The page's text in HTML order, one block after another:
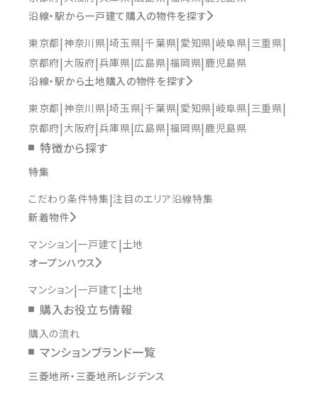
沿線・駅から一戸建て購入の物件を探す
東京都 神奈川県 埼玉県 千葉県 愛知県 岐阜県 三重県
京都府 大阪府 兵庫県 広島県 福岡県 鹿児島県
沿線・駅から土地購入の物件を探す
東京都 神奈川県 埼玉県 千葉県 愛知県 岐阜県 三重県
京都府 大阪府 兵庫県 広島県 福岡県 鹿児島県
特徴から探す
特集
こだわり条件特集 注目のエリア沿線特集
新着物件
マンション 一戸建て 土地
オープンハウス
マンション 一戸建て 土地
購入お役立ち情報
購入の流れ
マンションブランド一覧
三菱地所・三菱地所レジデンス